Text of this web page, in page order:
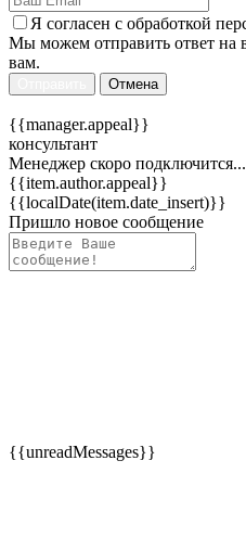
Я согласен c обработкой
Мы можем отправить ответ на
вам.
Отмена
{{manager.appeal}}
консультант
Менеджер скоро подключится...
{{item.author.appeal}}
{{localDate(item.date_insert)}}
Пришло новое сообщение
{{unreadMessages}}